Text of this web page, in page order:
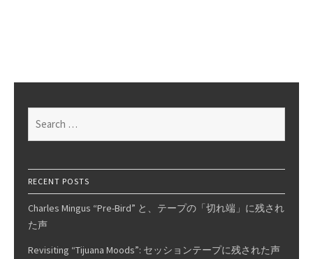
for:
RECENT POSTS
Charles Mingus “Pre-Bird” と、テープの「切れ端」に残され
た声
Revisiting “Tijuana Moods”: セッションテープに残された声